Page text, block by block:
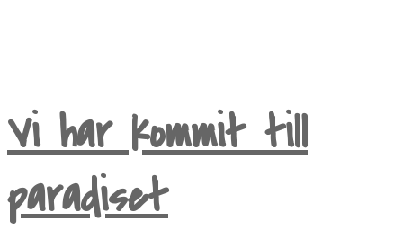
Vi har kommit till
paradiset